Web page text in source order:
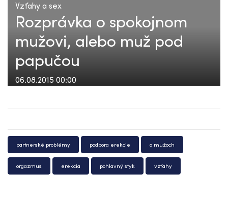
Vzťahy a sex
Rozprávka o spokojnom
mužovi, alebo muž pod
papučou
06.08.2015 00:00
partnerské problémy podpora erekcie o mužoch
orgazmus erekcia pohlavný styk vzťahy